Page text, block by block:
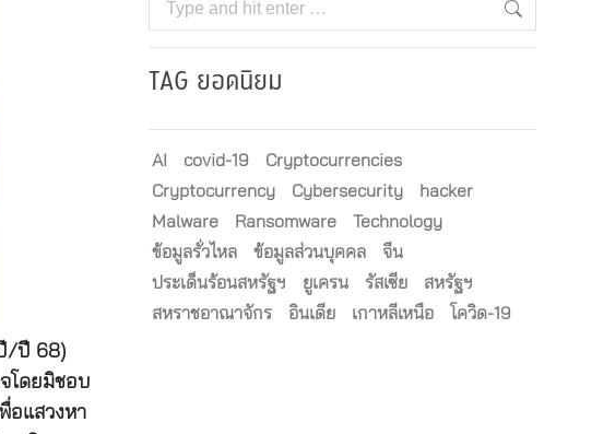
ปี/ปี 68)
โดยมิชอบ
อแสวงหา
TAG ยอดนิยม
AI covid-19
Cryptocurrencies
Cryptocurrency
Cybersecurity
hacker
Malware
Ransomware
Technology
ข้อมูลรั่วไหล
ข้อมูลส่วนบุคคล
จีน
ประเด็นร้อนสหรัฐฯ
ยูเครน รัสเซีย
สหรัฐฯ
สหราชอาณาจักร
อินเดีย เกาหลีเหนือ โควิด-19